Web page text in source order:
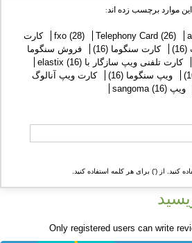
موارد برچسب زده اند:
fxo (28) Telephony Card (26)
کارت
(16) کارت سنگوما (16)
فروش سنگوما
کارت تلفنی ویپ سازگار با elastix (16)
ویپ سنگوما (16)
کارت ویپ آنالوگ
ویپ sangoma (16)
کنید. از (') برای هر کلمه استفاده کنید.
Only registered users can write